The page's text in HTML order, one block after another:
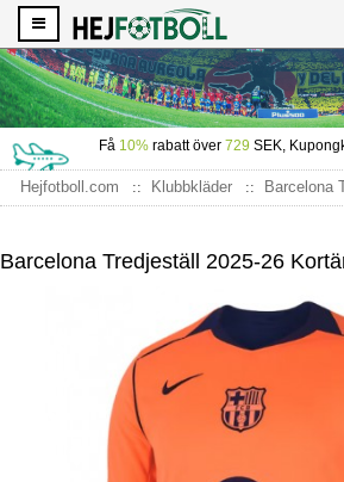
Få 10%rabatt över 729 SEK,
Hejfotboll.com Klubbkläder
Barcelona
Barcelona Tredjeställ 2025-26